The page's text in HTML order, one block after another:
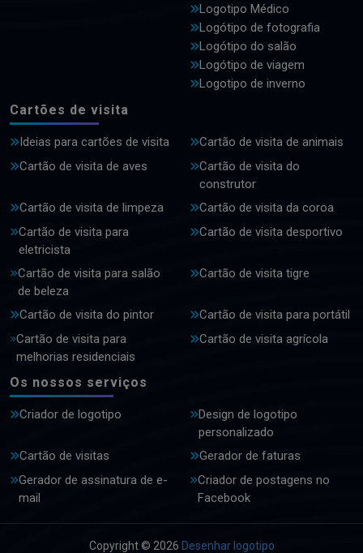
Logotipo Médico
Logótipo de fotografia
Logótipo do salão
Logótipo de viagem
Logotipo de inverno
Cartões de visita
Ideias para cartões de visita
Cartão de visita de animais
Cartão de visita de aves
Cartão de visita do
construtor
Cartão de visita de limpeza
Cartão de visita da coroa
Cartão de visita para
eletricista
Cartão de visita desportivo
Cartão de visita para salão
de beleza
Cartão de visita tigre
Cartão de visita do pintor
Cartão de visita para portátil
Cartão de visita para
melhorias residenciais
Cartão de visita agrícola
Os nossos serviços
Criador de logotipo
Design de logotipo
personalizado
Cartão de visitas
Gerador de faturas
Gerador de assinatura de e-
mail
Criador de postagens no
Facebook
Copyright © 2026 Desenhar logotipo